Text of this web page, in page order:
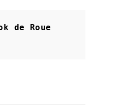
de Roue